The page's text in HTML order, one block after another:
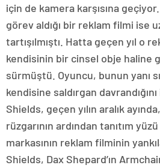
için de kamera karşısına
görev aldığı bir reklam filmi ise
tartışılmıştı. Hatta geçen yıl o
kendisinin bir cinsel obje haline
sürmüştü. Oyuncu, bunun yanı
kendisine saldırgan
Shields, geçen yılın aralık
rüzgarının ardından tanıtım
markasının reklam filminin
Shields, Dax Shepard’ın